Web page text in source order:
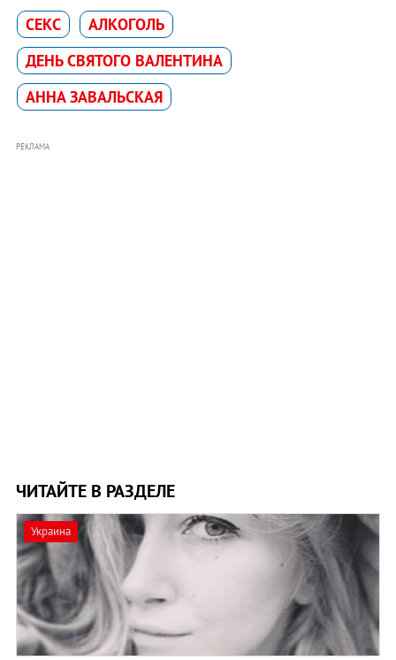
СЕКС
АЛКОГОЛЬ
ДЕНЬ СВЯТОГО ВАЛЕНТИНА
АННА ЗАВАЛЬСКАЯ
РЕКЛАМА
ЧИТАЙТЕ В РАЗДЕЛЕ
Украина